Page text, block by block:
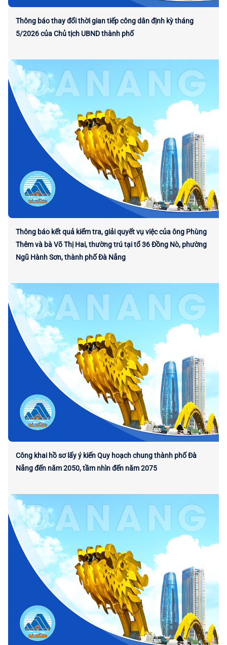
Thông báo thay đổi thời gian tiếp công dân định kỳ tháng
5/2026 của Chủ tịch UBND thành phố
Thông báo kết quả kiểm tra, giải quyết vụ việc của ông Phùng
Thêm và bà Võ Thị Hai, thường trú tại tổ 36 Đồng Nò, phường
Ngũ Hành Sơn, thành phố Đà Nẵng
Công khai hồ sơ lấy ý kiến Quy hoạch chung thành phố Đà
Nẵng đến năm 2050, tầm nhìn đến năm 2075